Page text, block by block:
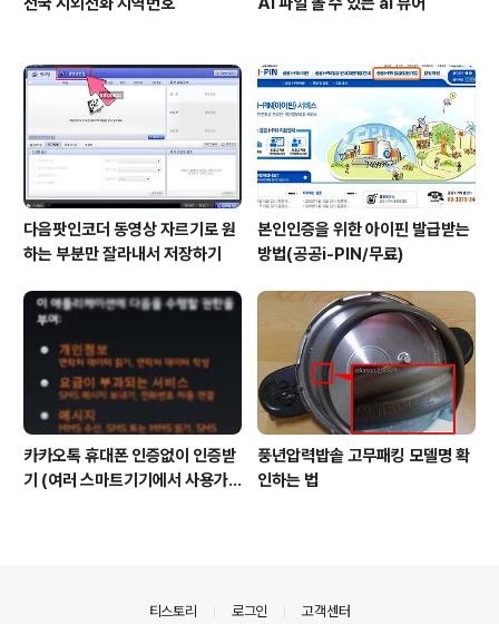
다음팟인코더 동영상 자르기로 원
하는 부분만 잘라내서 저장하기
본인인증을 위한 아이핀 발급받는
방법(공공i-PIN/무료)
카카오톡 휴대폰 인증없이 인증받
기 (여러 스마트기기에서 사용가
풍년압력밥솥 고무패킹 모델명 확
인하는 법
티스토리 로그인 고객센터